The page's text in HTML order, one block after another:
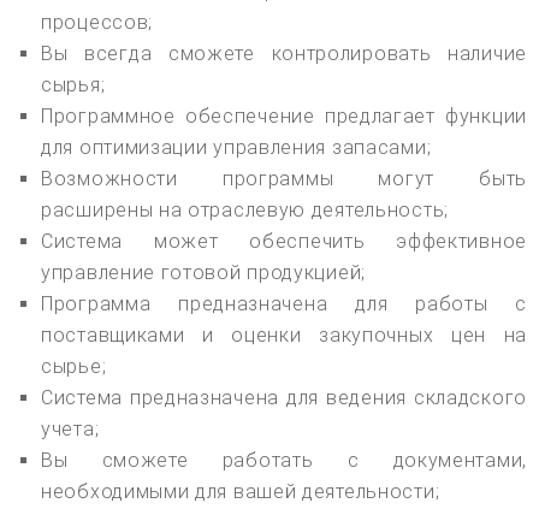
процессов;
Вы всегда сможете контролировать наличие
сырья;
Программное обеспечение предлагает функции
для оптимизации управления запасами;
Возможности программы могут быть
расширены на отраслевую деятельность;
Система может обеспечить эффективное
управление готовой продукцией;
Программа предназначена для работы с
поставщиками и оценки закупочных цен на
сырье;
Система предназначена для ведения складского
учета;
Вы сможете работать с документами,
необходимыми для вашей деятельности;